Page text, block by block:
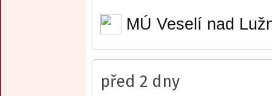
MÚ Veselí nad
před 2 dny